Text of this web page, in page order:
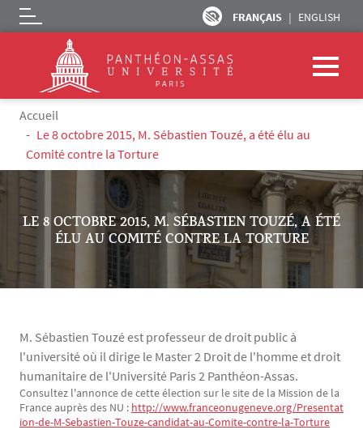
Aller au contenu principal
FRANÇAIS ENGLISH
Logo
Fil d'Ariane
Accueil
Le 8 octobre 2015, M. Sébastien Touzé, a été élu au
Comité contre la Torture
LE 8 OCTOBRE 2015, M. SÉBASTIEN TOUZÉ, A ÉTÉ
ÉLU AU COMITÉ CONTRE LA TORTURE
M. Sébastien Touzé est professeur de droit public à
l'université où il dirige le Master 2 Droit de l'homme et droit
humanitaire de l'Université Paris 2 Panthéon-Assas.
Texte
Consultez l'annonce de cette élection sur le site de la Mission de la
France auprès des NU : http://www.franceonugeneve.org/Presentat
ion-de-M-Sebastien-Touze-candidat-au-Comite-contre-la-Torture